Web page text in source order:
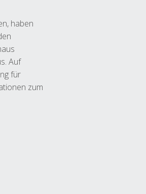
haben
Auf
für
zum